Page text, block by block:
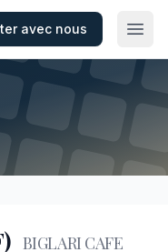
avec nous
BIGLARI CAFE